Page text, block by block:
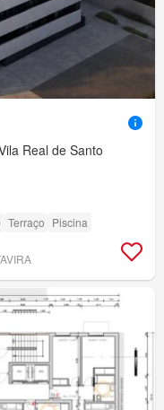
Real de Santo
Terraço Piscina